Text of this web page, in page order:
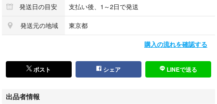
※他サイト及び店舗においても販売している商品です。時間差にて欠品に
なることもございます。予めご了承いただきますようお願いいたします。
こちらの商品はラクマ公式パートナーであるモードスケープによって出品
MODESCAPE（モードスケープ）はブランド服に特化して買取・販売を
行っているリユースショップです。
発送日の目安 支払い後、1～2日で発送
発送元の地域 東京都
購入の流れを確認する
ポスト シェア LINEで送る
出品者情報